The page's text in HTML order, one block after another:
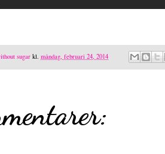
sugar kl. måndag, februari 24, 2014